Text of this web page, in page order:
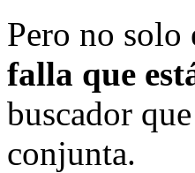
Pero no solo
falla que
buscador
conjunta.